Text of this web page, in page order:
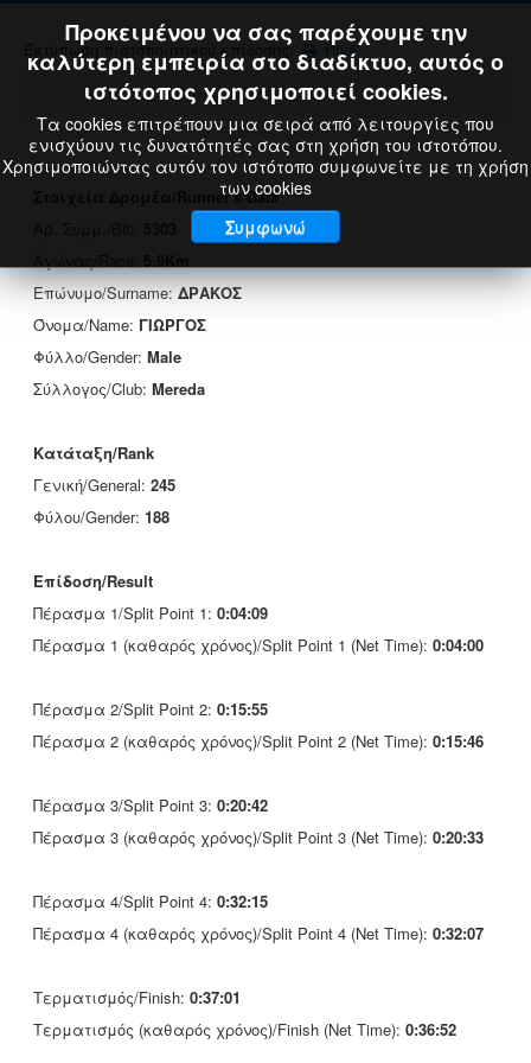
Εκτύπωση πιστοποιητικού επίδοσης: Print
Στοιχεία Δρομέα/Runner's Data
Επώνυμο/Surname:ΔΡΑΚΟΣ
Όνομα/Name: ΓΙΩΡΓΟΣ
Φύλλο/Gender: Male
Σύλλογος/Club: Mereda
Κατάταξη/Rank
Γενική/General: 245
Φύλου/Gender: 188
Επίδοση/Result
Πέρασμα 1/Split Point 1: 0:04:09
Πέρασμα 1 (καθαρός χρόνος)/Split Point 1 (Net Time): 0:04:00
Πέρασμα 2/Split Point 2: 0:15:55
Πέρασμα 2 (καθαρός χρόνος)/Split Point 2 (Net Time): 0:15:46
Πέρασμα 3/Split Point 3: 0:20:42
Πέρασμα 3 (καθαρός χρόνος)/Split Point 3 (Net Time): 0:20:33
Πέρασμα 4/Split Point 4: 0:32:15
Πέρασμα 4 (καθαρός χρόνος)/Split Point 4 (Net Time): 0:32:07
Τερματισμός/Finish: 0:37:01
Τερματισμός (καθαρός χρόνος)/Finish (Net Time): 0:36:52
Προκειμένου να σας παρέχουμε την
καλύτερη εμπειρία στο διαδίκτυο, αυτός ο
ιστότοπος χρησιμοποιεί cookies.
Τα cookies επιτρέπουν μια σειρά από λειτουργίες που
ενισχύουν τις δυνατότητές σας στη χρήση του ιστοτόπου.
Χρησιμοποιώντας αυτόν τον ιστότοπο συμφωνείτε με τη χρήση
των cookies
Συμφωνώ